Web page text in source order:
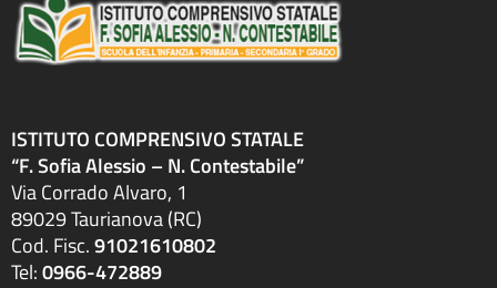
ISTITUTO COMPRENSIVO STATALE
“F. Sofia Alessio – N. Contestabile”
Via Corrado Alvaro, 1
89029 Taurianova (RC)
Cod. Fisc.91021610802
Tel:0966-472889